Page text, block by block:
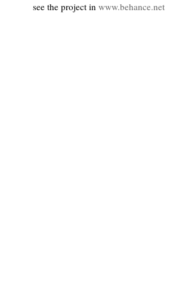
see the project in www.behance.net